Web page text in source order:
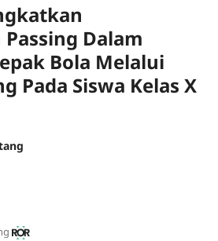
Dalam
Bola Melalui
Pada Siswa Kelas X